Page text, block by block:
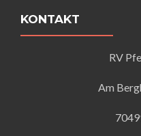
KONTAKT
RV
Am